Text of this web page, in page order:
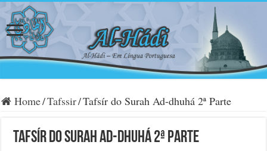
Home/Tafssir/Tafsír do Surah Ad-dhuhá 2ª Parte
Tafsír do Surah Ad-dhuhá 2ª Parte